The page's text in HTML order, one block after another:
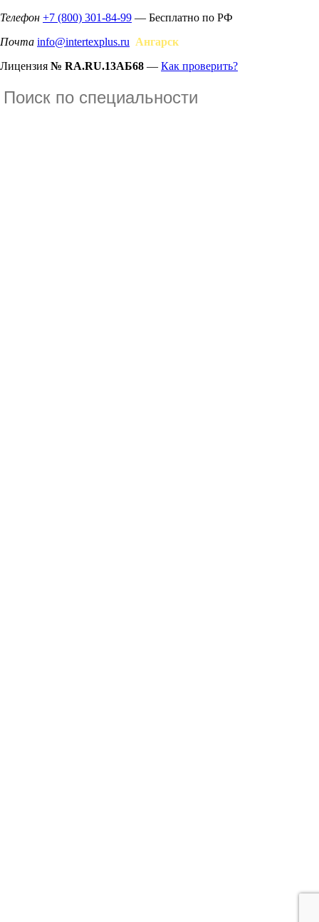
Телефон +7 (800) 301-84-99 — Бесплатно по РФ
Почта info@intertexplus.ru Ангарск
Лицензия № RA.RU.13АБ68 — Как проверить?